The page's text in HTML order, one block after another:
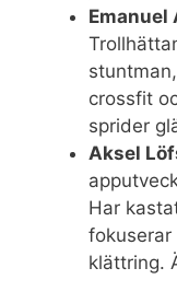
Emanuel
crossfit
sprider
Aksel
Har
fokuserar
klättring.